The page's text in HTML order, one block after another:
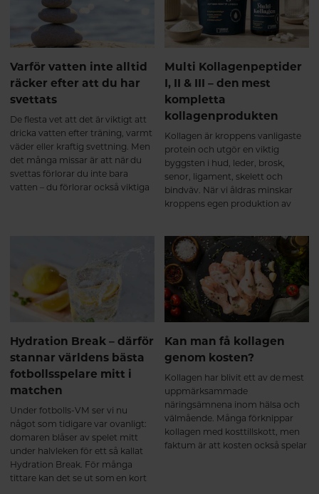
som tas upp effektivt i
tunntarmen. Efter upptaget
transporteras kollagenpeptiderna
via blodet till olika vävnader i
av dessa bioaktiva peptider inte
bara fungerar som byggstenar,
utan även kan fungera som
signalmolekyler som stimulerar
kollagenomsättning i bindväven².
Ett multikollagen innehåller
kollagenpeptider från flera
naturliga källor och
kollagentyper. När peptiderna
tagits upp används de där
exempel i brosk, senor, ligament
och annan bindväv. De första
veckorna – kroppen börjar bygga
upp Under de första veckorna
sker förändringarna framför allt
på cellnivå. Kollagenpeptiderna
används som byggmaterial
kontinuerligt förnyas. Kroppen
omsätter ständigt kollagen, och
som glycin, prolin och
hydroxyprolin – viktiga
byggstenar i kollagenets struktur.
För de flesta märks ännu inga
tydliga skillnader, men kroppen
har påbörjat den naturliga
Varför vatten inte alltid
räcker efter att du har
svettats
De flesta vet att det är viktigt att
dricka vatten efter träning, varmt
väder eller kraftig svettning. Men
det många missar är att när du
svettas förlorar du inte bara
vatten – du förlorar också viktiga
Multi Kollagenpeptider
I, II & III – den mest
kompletta
kollagenprodukten
Kollagen är kroppens vanligaste
protein och utgör en viktig
byggsten i hud, leder, brosk,
senor, ligament, skelett och
bindväv. När vi åldras minskar
kroppens egen produktion av
med kollagentillskott. Alla
kollagenprodukter är dock inte
lika kompletta.
Hydration Break – därför
stannar världens bästa
fotbollsspelare mitt i
matchen
Under fotbolls-VM ser vi nu
något som tidigare var ovanligt:
domaren blåser av spelet mitt
under halvleken för ett så kallat
Hydration Break. För många
tittare kan det se ut som en kort
Kan man få kollagen
genom kosten?
Kollagen har blivit ett av de mest
uppmärksammade
näringsämnena inom hälsa och
välmående. Många förknippar
kollagen med kosttillskott, men
faktum är att kosten också spelar